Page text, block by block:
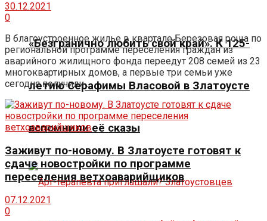
«Безгранично любить свой край». К 125-
летию Серафимы Власовой в Златоусте
вспомнили её сказы
30.12.2021
0
В благоустроенное жилье в квартале Березовая роща по
региональной программе переселения граждан из
аварийного жилищного фонда переедут 208 семей из 23
многоквартирных домов, а первые три семьи уже
сегодня получили ...
Заживут по-новому. В Златоусте готовят к
сдаче новостройки по программе
переселения ветхоаварийщиков
07.12.2021
0